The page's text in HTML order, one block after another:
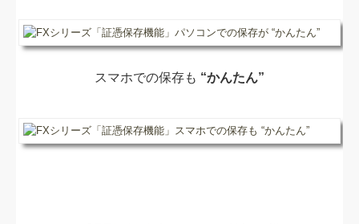
スマホでの保存も “かんたん”